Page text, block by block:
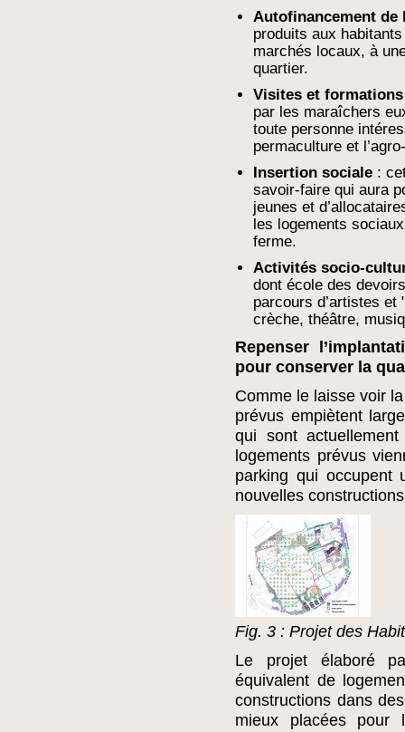
Autofinancement de
produits aux
marchés locaux, à
quartier.
Visites et
par les maraîchers
toute personne
permaculture et
Insertion sociale :
savoir-faire qui aura
jeunes et
les logements
ferme.
Activités socio-
dont école des
parcours d’artistes et
crèche, théâtre,
Repenser
pour conserver la
Comme le laisse voir
prévus empiètent
qui sont
logements prévus
parking qui occupent
nouvelles
Fig. 3 : Projet des
Le projet élaboré
équivalent de
constructions dans
mieux placées pour